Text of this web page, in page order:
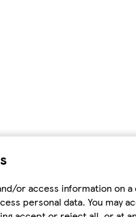
or access information on
personal data. You may